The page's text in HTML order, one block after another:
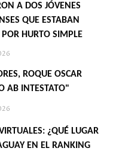
A DOS JÓVENES
QUE ESTABAN
POR HURTO SIMPLE
ROQUE OSCAR
AB INTESTATO"
¿QUÉ LUGAR
EN EL RANKING